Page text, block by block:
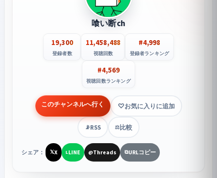
喰い断ch
19,300
登録者数
11,458,488
視聴回数
#4,998
登録者ランキング
#4,569
視聴回数ランキング
このチャンネルへ行く お気に入りに追加
📡RSS ⚖️比較
シェア： 𝕏X LLINE @Threads ⧉URLコピー